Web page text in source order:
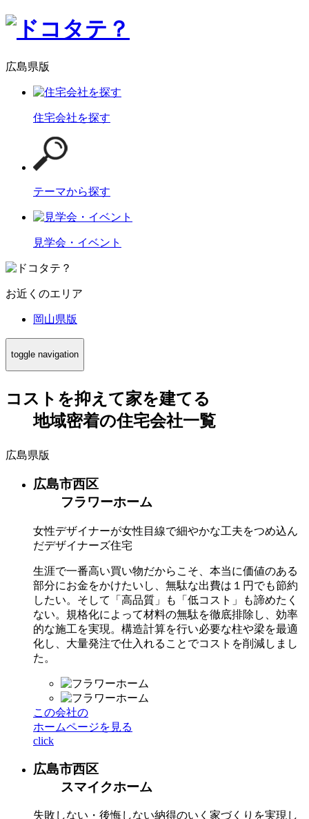
広島県版
住宅会社を探す
テーマから探す
見学会・イベント
お近くのエリア
岡山県版
toggle navigation
コストを抑えて家を建てる
地域密着の住宅会社一覧
広島県版
広島市西区
フラワーホーム
女性デザイナーが女性目線で細やかな工夫をつめ込ん
だデザイナーズ住宅
生涯で一番高い買い物だからこそ、本当に価値のある
部分にお金をかけたいし、無駄な出費は１円でも節約
したい。そして「高品質」も「低コスト」も諦めたく
ない。規格化によって材料の無駄を徹底排除し、効率
的な施工を実現。構造計算を行い必要な柱や梁を最適
化し、大量発注で仕入れることでコストを削減しまし
た。
この会社の
ホームページを見る
click
広島市西区
スマイクホーム
失敗しない・後悔しない納得のいく家づくりを実現し